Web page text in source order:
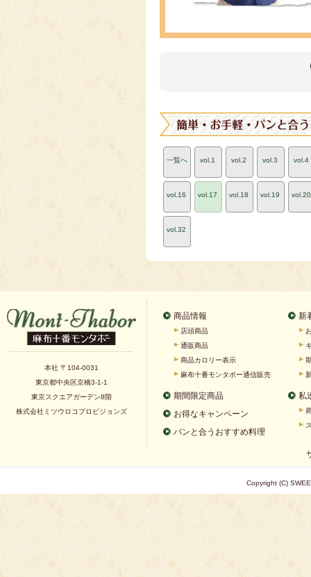
一覧へ vol.1 vol.2 vol.3 vol.4
vol.16 vol.17 vol.18 vol.19 vol.20
vol.32
本社 〒104-0031
東京都中央区京橋3-1-1
東京スクエアガーデン8階
株式会社ミツウロコプロビジョンズ
商品情報
店頭商品
通販商品
商品カロリー表示
麻布十番モンタボー通信販売
期間限定商品
お得なキャンペーン
パンと合うおすすめ料理
新
私
Copyright (C)